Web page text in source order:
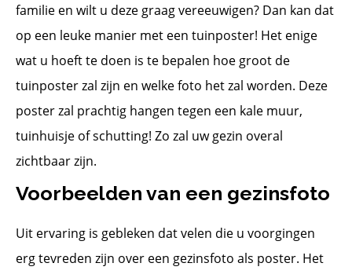
familie en wilt u deze graag vereeuwigen? Dan kan dat
op een leuke manier met een tuinposter! Het enige
wat u hoeft te doen is te bepalen hoe groot de
tuinposter zal zijn en welke foto het zal worden. Deze
poster zal prachtig hangen tegen een kale muur,
tuinhuisje of schutting! Zo zal uw gezin overal
zichtbaar zijn.
Voorbeelden van een gezinsfoto
Uit ervaring is gebleken dat velen die u voorgingen
erg tevreden zijn over een gezinsfoto als poster. Het